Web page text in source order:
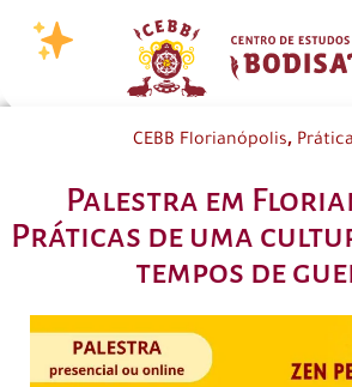
CEBB Florianópolis,
Palestra em
Práticas de uma
tempos de